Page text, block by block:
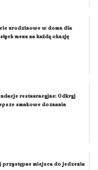
urodzinowe w domu dla
menu na każdą okazję
restauracyjne: Odkryj
smakowe doznania
przystępne miejsca do jedzenia